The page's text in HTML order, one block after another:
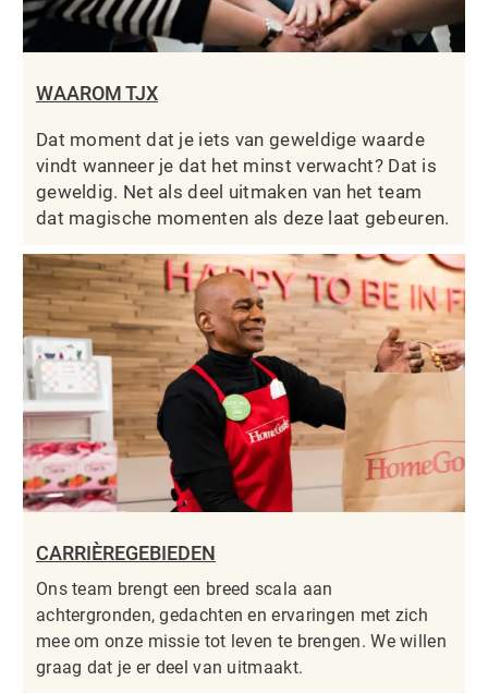
WAAROM TJX
Dat moment dat je iets van geweldige waarde
vindt wanneer je dat het minst verwacht? Dat is
geweldig. Net als deel uitmaken van het team
dat magische momenten als deze laat gebeuren.
CARRIÈREGEBIEDEN
Ons team brengt een breed scala aan
achtergronden, gedachten en ervaringen met zich
mee om onze missie tot leven te brengen. We willen
graag dat je er deel van uitmaakt.